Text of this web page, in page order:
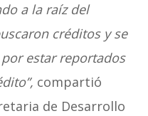
a la raíz del
créditos y se
estar reportados
compartió
de Desarrollo